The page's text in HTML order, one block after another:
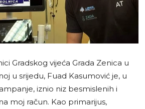
Gradskog vijeća Grada Zenica u
u srijedu, Fuad Kasumović je, u
iznio niz besmislenih i
moj račun. Kao primarijus,